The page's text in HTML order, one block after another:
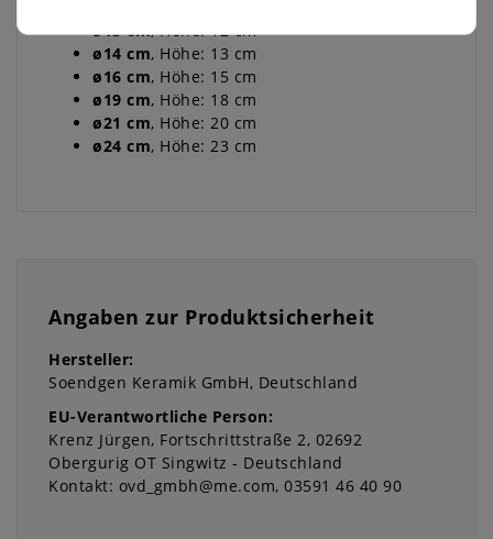
ø13 cm, Höhe: 12 cm
ø14 cm, Höhe: 13 cm
ø16 cm, Höhe: 15 cm
ø19 cm, Höhe: 18 cm
ø21 cm, Höhe: 20 cm
ø24 cm, Höhe: 23 cm
Angaben zur Produktsicherheit
Hersteller:
Soendgen Keramik GmbH Deutschland
EU-Verantwortliche Person:
Krenz Jürgen Fortschrittstraße 2 02692
Obergurig OT Singwitz
Deutschland
Kontakt: ovd_gmbh@me.com 03591 46 40 90